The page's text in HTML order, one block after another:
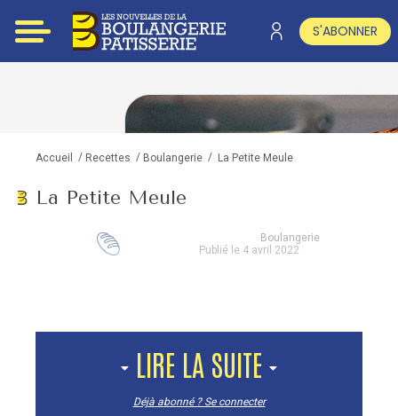
S'ABONNER
Accueil / Recettes / Boulangerie / La Petite Meule
La Petite Meule
Boulangerie
Publié le 4 avril 2022
LIRE LA SUITE
Déjà abonné ? Se connecter